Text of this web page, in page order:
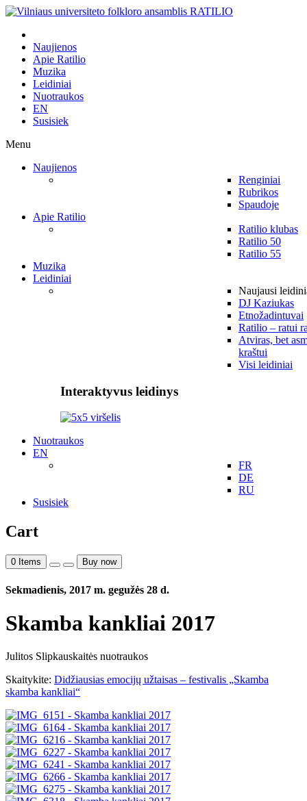
Naujienos
Apie Ratilio
Muzika
Leidiniai
Nuotraukos
EN
Susisiek
Menu
Naujienos
Renginiai
Rubrikos
Spaudoje
Apie Ratilio
Ratilio klubas
Ratilio 50
Ratilio 55
Muzika
Leidiniai
Naujausi
DJ Kaziukas
Etnožadintuvai
Ratilio – ratui
Atviras, bet
kraštui
Visi leidiniai
Interaktyvus leidinys
Nuotraukos
EN
FR
DE
RU
Susisiek
Cart
0 Items Buy now
Sekmadienis, 2017 m. gegužės 28 d.
Skamba kankliai 2017
Julitos Slipkauskaitės nuotraukos
Skaitykite: Didžiausias emocijų užtaisas – festivalis „Skamba
skamba kankliai“